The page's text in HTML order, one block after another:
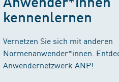
kennenlernen
Vernetzen Sie sich mit anderen
Normenanwender*innen.
Anwendernetzwerk ANP!